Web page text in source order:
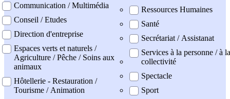
Communication / Multimédia
Conseil / Etudes
Direction d'entreprise
Espaces verts et naturels /
Agriculture / Pêche / Soins aux
animaux
Hôtellerie - Restauration /
Tourisme / Animation
Ressources Humaines
Santé
Secrétariat / Assistanat
Services à la personne / à la
collectivité
Spectacle
Sport